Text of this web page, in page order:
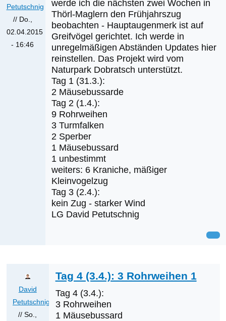
Petutschnig
// Do.,
02.04.2015
- 16:46
werde ich die nächsten zwei Wochen in
Thörl-Maglern den Frühjahrszug
beobachten - Hauptaugenmerk ist auf
Greifvögel gerichtet. Ich werde in
unregelmäßigen Abständen Updates hier
reinstellen. Das Projekt wird vom
Naturpark Dobratsch unterstützt.
Tag 1 (31.3.):
2 Mäusebussarde
Tag 2 (1.4.):
9 Rohrweihen
3 Turmfalken
2 Sperber
1 Mäusebussard
1 unbestimmt
weiters: 6 Kraniche, mäßiger
Kleinvogelzug
Tag 3 (2.4.):
kein Zug - starker Wind
LG David Petutschnig
David
Petutschnig
// So.,
Tag 4 (3.4.): 3 Rohrweihen 1
Tag 4 (3.4.):
3 Rohrweihen
1 Mäusebussard